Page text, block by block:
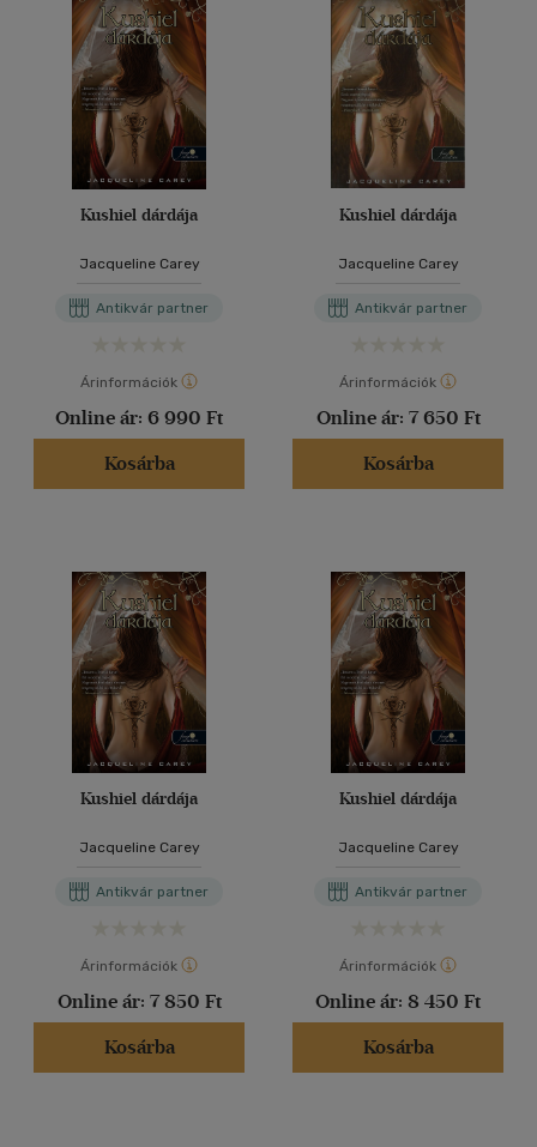
Kushiel dárdája
Jacqueline Carey
Antikvár partner
Árinformációk
Online ár: 6 990 Ft
Kosárba
Kushiel dárdája
Jacqueline Carey
Antikvár partner
Árinformációk
Online ár: 7 650 Ft
Kosárba
Kushiel dárdája
Jacqueline Carey
Antikvár partner
Árinformációk
Online ár: 7 850 Ft
Kosárba
Kushiel dárdája
Jacqueline Carey
Antikvár partner
Árinformációk
Online ár: 8 450 Ft
Kosárba